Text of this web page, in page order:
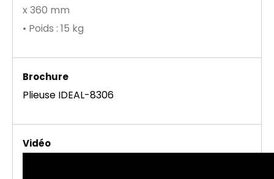
x 360 mm
• Poids : 15 kg
Brochure
Plieuse IDEAL-8306
Vidéo